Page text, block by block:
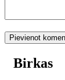
Birkas